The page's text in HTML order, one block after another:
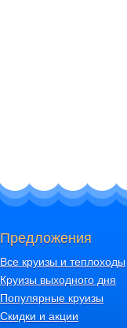
Предложения
Все круизы и теплоходы
Круизы выходного дня
Популярные круизы
Скидки и акции